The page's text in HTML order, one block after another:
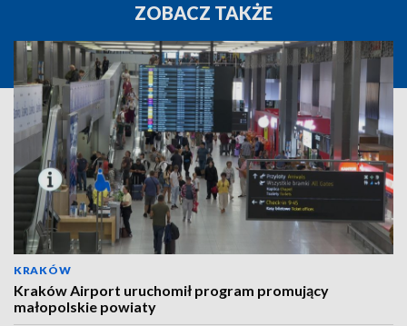
ZOBACZ TAKŻE
KRAKÓW
Kraków Airport uruchomił program promujący
małopolskie powiaty